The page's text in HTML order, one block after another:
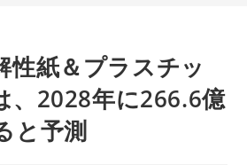
性紙＆プラスチッ
、2028年に266.6億
と予測